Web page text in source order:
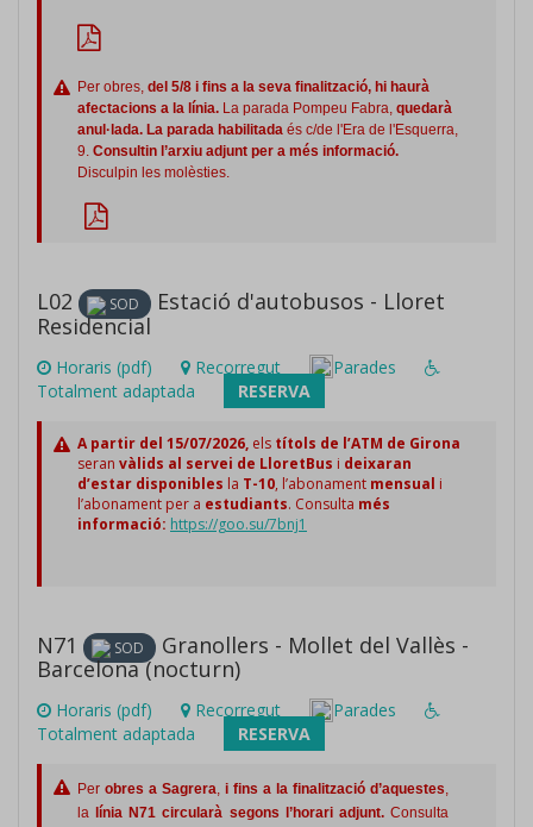
Per obres, del 5/8 i fins a la seva finalització, hi haurà
afectacions a la línia. La parada Pompeu Fabra, quedarà
anul·lada. La parada habilitada és c/de l'Era de l'Esquerra,
9. Consultin l’arxiu adjunt per a més informació.
Disculpin les molèsties.
L02 SOD
Estació d'autobusos - Lloret
Residencial
Horaris (pdf) Recorregut
Parades
Totalment adaptada
RESERVA
A partir del 15/07/2026, els títols de l’ATM de Girona
seran vàlids al servei de LloretBus i deixaran
d’estar disponibles la T-10, l’abonament mensual i
l’abonament per a estudiants. Consulta més
informació: https://goo.su/7bnj1
N71 SOD
Granollers - Mollet del Vallès -
Barcelona (nocturn)
Horaris (pdf) Recorregut
Parades
Totalment adaptada
RESERVA
Per obres a Sagrera, i fins a la finalització d’aquestes,
la línia N71 circularà segons l’horari adjunt.Consulta